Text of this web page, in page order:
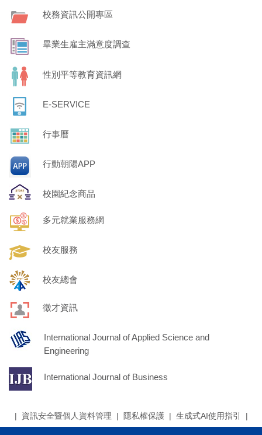
校務資訊公開專區
畢業生雇主滿意度調查
性別平等教育資訊網
E-SERVICE
行事曆
行動朝陽APP
校園紀念商品
多元就業服務網
校友服務
校友總會
徵才資訊
International Journal of Applied Science and
Engineering
International Journal of Business
| 資訊安全暨個人資料管理 | 隱私權保護 | 生成式AI使用指引 |